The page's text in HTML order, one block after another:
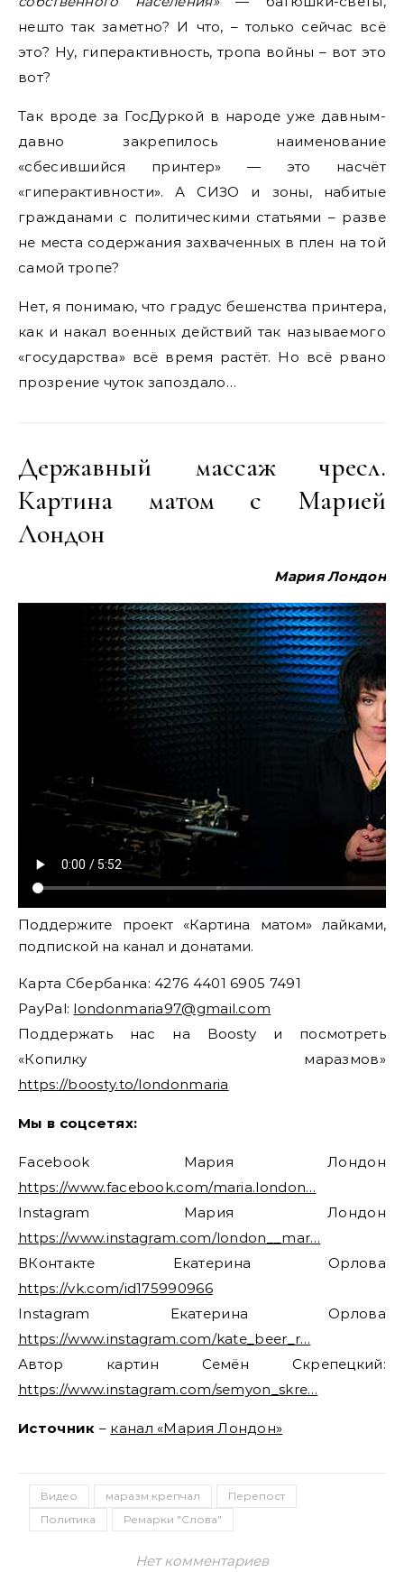
нешто так заметно? И что, – только сейчас всё
это? Ну, гиперактивность, тропа войны – вот это
вот?
Так вроде за ГосДуркой в народе уже давным-
давно закрепилось наименование
«сбесившийся принтер» — это насчёт
«гиперактивности». А СИЗО и зоны, набитые
гражданами с политическими статьями – разве
не места содержания захваченных в плен на той
самой тропе?
Нет, я понимаю, что градус бешенства принтера,
как и накал военных действий так называемого
«государства» всё время растёт. Но всё рвано
прозрение чуток запоздало…
Державный массаж чресл.
Картина матом с Марией
Лондон
Мария Лондон
Поддержите проект «Картина матом» лайками,
подпиской на канал и донатами.
Карта Сбербанка: 4276 4401 6905 7491
PayPal: londonmaria97@gmail.com
Поддержать нас на Boosty и посмотреть
«Копилку маразмов»
https://boosty.to/londonmaria
Мы в соцсетях:
Facebook Мария Лондон
https://www.facebook.com/maria.london…
Instagram Мария Лондон
https://www.instagram.com/london__mar…
ВКонтакте Екатерина Орлова
https://vk.com/id175990966
Instagram Екатерина Орлова
https://www.instagram.com/kate_beer_r…
Автор картин Семён Скрепецкий:
https://www.instagram.com/semyon_skre…
Источник – канал «Мария Лондон»
Видео маразм крепчал
Перепост
Политика
Ремарки "Слова"
Нет комментариев